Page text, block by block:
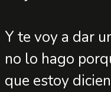
Y te voy a dar
no lo hago
que estoy